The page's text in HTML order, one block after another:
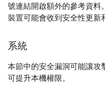
號連結開啟額外的參考資料
裝置可能會收到安全性更新
系統
本節中的安全漏洞可能讓攻
可提升本機權限。